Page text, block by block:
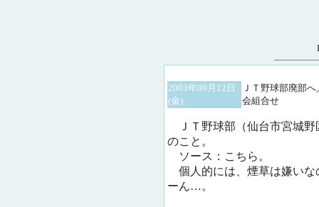
2003年09月12日
(金)
ＪＴ野球部廃部
会組合せ
ＪＴ野球部（仙台市宮城野
のこと。
ソース：こちら。
個人的には、煙草は嫌いな
ーん…。